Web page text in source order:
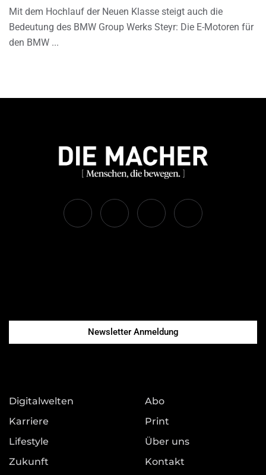
Mit dem Hochlauf der Neuen Klasse steigt auch die
Bedeutung des BMW Group Werks Steyr: Die E-Motoren für
den BMW
Newsletter Anmeldung
Digitalwelten
Karriere
Lifestyle
Zukunft
Abo
Print
Über uns
Kontakt